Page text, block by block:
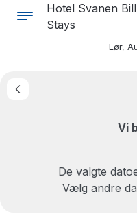
Hotel Svanen
Stays
Lør,
Vi
De valgte
Vælg andre